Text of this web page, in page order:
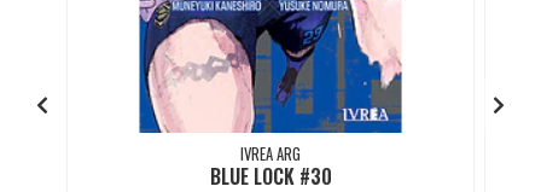
IVREA ARG
BLUE LOCK #30